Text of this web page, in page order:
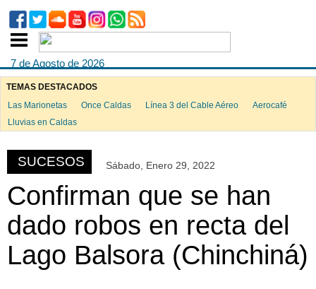
7 de Agosto de 2026
TEMAS DESTACADOS
Las Marionetas
Once Caldas Línea 3 del Cable Aéreo
Aerocafé
Lluvias en Caldas
SUCESOS Sábado, Enero 29, 2022
Confirman que se han
dado robos en recta del
Lago Balsora (Chinchiná)